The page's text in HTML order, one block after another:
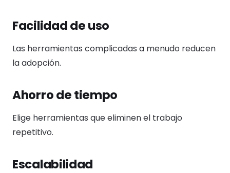
Facilidad de uso
Las herramientas complicadas a menudo reducen
la adopción.
Ahorro de tiempo
Elige herramientas que eliminen el trabajo
repetitivo.
Escalabilidad